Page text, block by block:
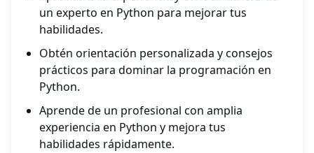
un experto en Python para mejorar tus
habilidades.
Obtén orientación personalizada y consejos
prácticos para dominar la programación en
Python.
Aprende de un profesional con amplia
experiencia en Python y mejora tus
habilidades rápidamente.